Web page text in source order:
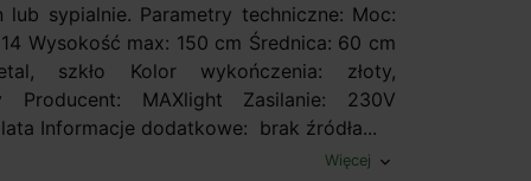
lub sypialnie. Parametry techniczne: Moc:
Wysokość max: 150 cm Średnica: 60 cm
szkło Kolor wykończenia: złoty,
Producent: MAXlight Zasilanie: 230V
Informacje dodatkowe: brak źródła...
Więcej expand_more